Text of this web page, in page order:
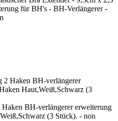
für BH's - BH-Verlängerer -
BH-verlängerer erweiterung
(3 Stück). - non